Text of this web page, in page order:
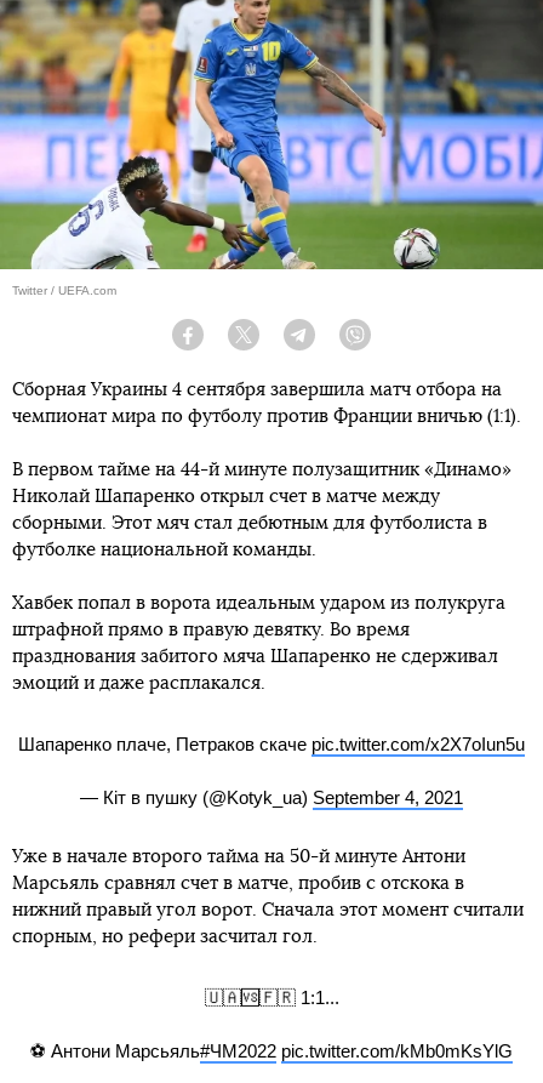
Twitter / UEFA.com
Facebook Twitter Telegram
Сборная Украины 4 сентября завершила матч отбора на
чемпионат мира по футболу против Франции вничью (1:1).
В первом тайме на 44-й минуте полузащитник «Динамо»
Николай Шапаренко открыл счет в матче между
сборными. Этот мяч стал дебютным для футболиста в
футболке национальной команды.
Хавбек попал в ворота идеальным ударом из полукруга
штрафной прямо в правую девятку. Во время
празднования забитого мяча Шапаренко не сдерживал
эмоций и даже расплакался.
Шапаренко плаче, Петраков скаче pic.twitter.com/x2X7oIun5u
— Кіт в пушку (@Kotyk_ua) September 4, 2021
Уже в начале второго тайма на 50-й минуте Антони
Марсьяль сравнял счет в матче, пробив с отскока в
нижний правый угол ворот. Сначала этот момент считали
спорным, но рефери засчитал гол.
🇺🇦🆚🇫🇷 1:1...
⚽️ Антони Марсьяль#ЧМ2022 pic.twitter.com/kMb0mKsYlG